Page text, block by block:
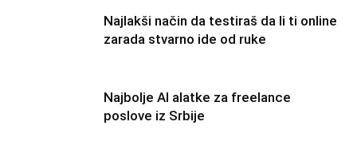
Najlakši način da testiraš da li ti online
zarada stvarno ide od ruke
Najbolje AI alatke za freelance
poslove iz Srbije